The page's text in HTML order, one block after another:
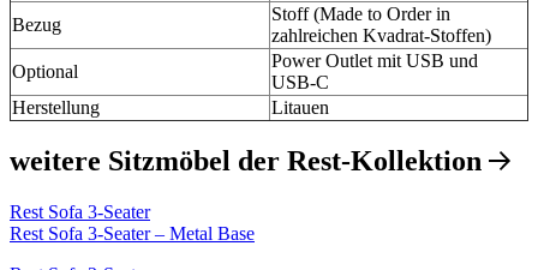
Bezug
Stoff (Made to Order in
zahlreichen Kvadrat-Stoffen)
Optional
Power Outlet mit USB und
USB-C
Herstellung
Litauen
weitere Sitzmöbel der Rest-Kollektion
Rest Sofa 3-Seater
Rest Sofa 3-Seater – Metal Base